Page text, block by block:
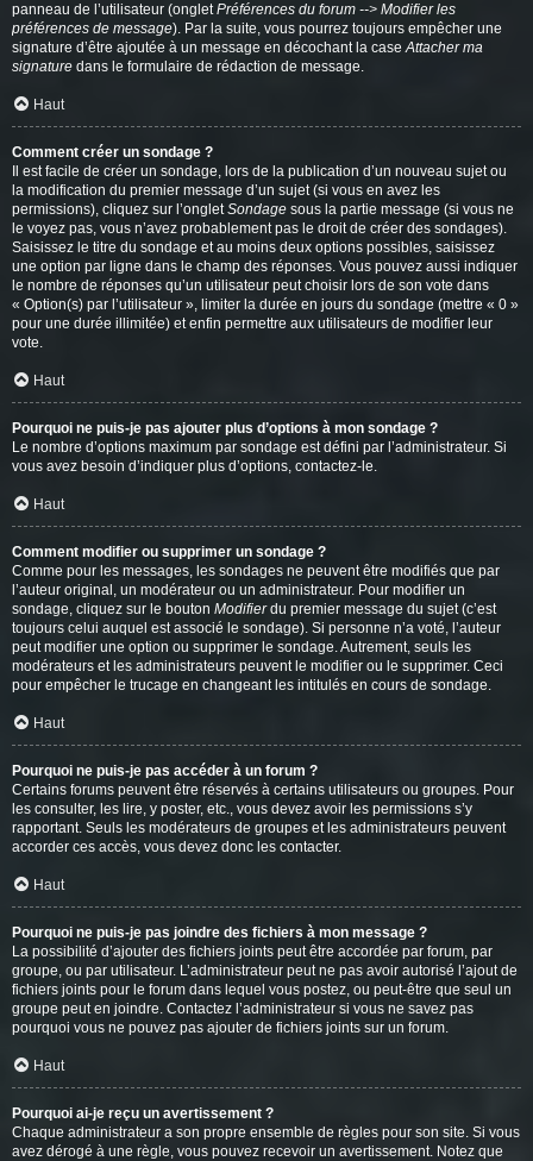
panneau de l’utilisateur (ongletPréférences du forum --> Modifier les
préférences de message). Par la suite, vous pourrez toujours empêcher une
signature d’être ajoutée à un message en décochant la caseAttacher ma
signature dans le formulaire de rédaction de message.
Haut
Comment créer un sondage ?
Il est facile de créer un sondage, lors de la publication d’un nouveau sujet ou
la modification du premier message d’un sujet (si vous en avez les
permissions), cliquez sur l’ongletSondage sous la partie message (si vous ne
le voyez pas, vous n’avez probablement pas le droit de créer des sondages).
Saisissez le titre du sondage et au moins deux options possibles, saisissez
une option par ligne dans le champ des réponses. Vous pouvez aussi indiquer
le nombre de réponses qu’un utilisateur peut choisir lors de son vote dans
« Option(s) par l’utilisateur », limiter la durée en jours du sondage (mettre « 0 »
pour une durée illimitée) et enfin permettre aux utilisateurs de modifier leur
vote.
Haut
Pourquoi ne puis-je pas ajouter plus d’options à mon sondage ?
Le nombre d’options maximum par sondage est défini par l’administrateur. Si
vous avez besoin d’indiquer plus d’options, contactez-le.
Haut
Comment modifier ou supprimer un sondage ?
Comme pour les messages, les sondages ne peuvent être modifiés que par
l’auteur original, un modérateur ou un administrateur. Pour modifier un
sondage, cliquez sur le bouton Modifierdu premier message du sujet (c’est
toujours celui auquel est associé le sondage). Si personne n’a voté, l’auteur
peut modifier une option ou supprimer le sondage. Autrement, seuls les
modérateurs et les administrateurs peuvent le modifier ou le supprimer. Ceci
pour empêcher le trucage en changeant les intitulés en cours de sondage.
Haut
Pourquoi ne puis-je pas accéder à un forum ?
Certains forums peuvent être réservés à certains utilisateurs ou groupes. Pour
les consulter, les lire, y poster, etc., vous devez avoir les permissions s’y
rapportant. Seuls les modérateurs de groupes et les administrateurs peuvent
accorder ces accès, vous devez donc les contacter.
Haut
Pourquoi ne puis-je pas joindre des fichiers à mon message ?
La possibilité d’ajouter des fichiers joints peut être accordée par forum, par
groupe, ou par utilisateur. L’administrateur peut ne pas avoir autorisé l’ajout de
fichiers joints pour le forum dans lequel vous postez, ou peut-être que seul un
groupe peut en joindre. Contactez l’administrateur si vous ne savez pas
pourquoi vous ne pouvez pas ajouter de fichiers joints sur un forum.
Haut
Pourquoi ai-je reçu un avertissement ?
Chaque administrateur a son propre ensemble de règles pour son site. Si vous
avez dérogé à une règle, vous pouvez recevoir un avertissement. Notez que